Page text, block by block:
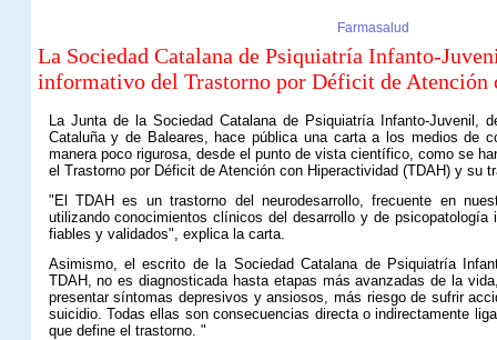
Farmasalud
La Sociedad Catalana de Psiquiatría Infanto-
informativo del Trastorno por Déficit de
La Junta de la Sociedad Catalana de Psiquiatría Infanto-
Cataluña y de Baleares, hace pública una carta a los medios de
manera poco rigurosa, desde el punto de vista científico, como se
el Trastorno por Déficit de Atención con Hiperactividad (TDAH) y su
"El TDAH es un trastorno del neurodesarrollo, frecuente en
utilizando conocimientos clínicos del desarrollo y de
fiables y validados", explica la carta.
Asimismo, el escrito de la Sociedad Catalana de Psiquiatría
TDAH, no es diagnosticada hasta etapas más avanzadas de la
presentar síntomas depresivos y ansiosos, más riesgo de sufrir
suicidio. Todas ellas son consecuencias directa o indirectamente
que define el trastorno. "